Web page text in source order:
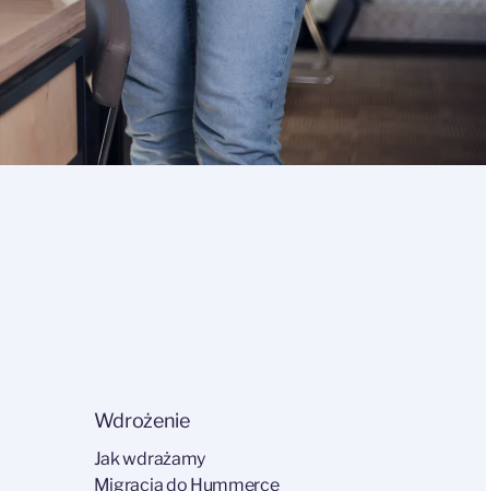
Wdrożenie
Jak wdrażamy
Migracja do Hummerce